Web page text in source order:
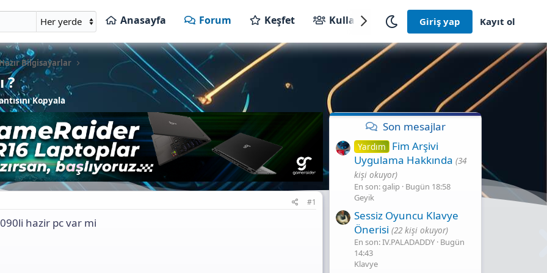
Anasayfa Forum Keşfet Kullanıcılar Giriş yap Kayıt ol
Bilgisayarlar
?
Kopyala
#1
hazir pc var mi
Son mesajlar
Yardım
Fim Arşivi
Uygulama Hakkında (34
kişi okuyor)
En son: galip Bugün 18:58
Geyik
Sessiz Oyuncu Klavye
Önerisi (22 kişi okuyor)
En son: IV.PALADADDY Bugün
14:43
Klavye